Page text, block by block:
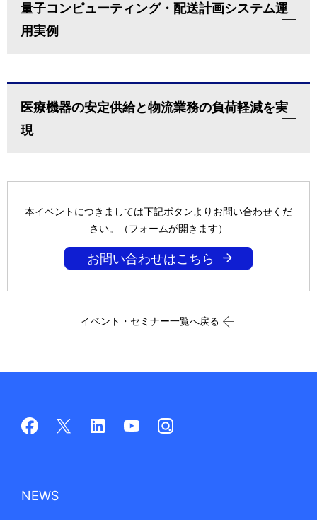
量子コンピューティング・配送計画システム運
用実例
医療機器の安定供給と物流業務の負荷軽減を実
現
本イベントにつきましては下記ボタンよりお問い合わせくだ
さい。（フォームが開きます）
お問い合わせはこちら
イベント・セミナー一覧へ戻る
NEWS